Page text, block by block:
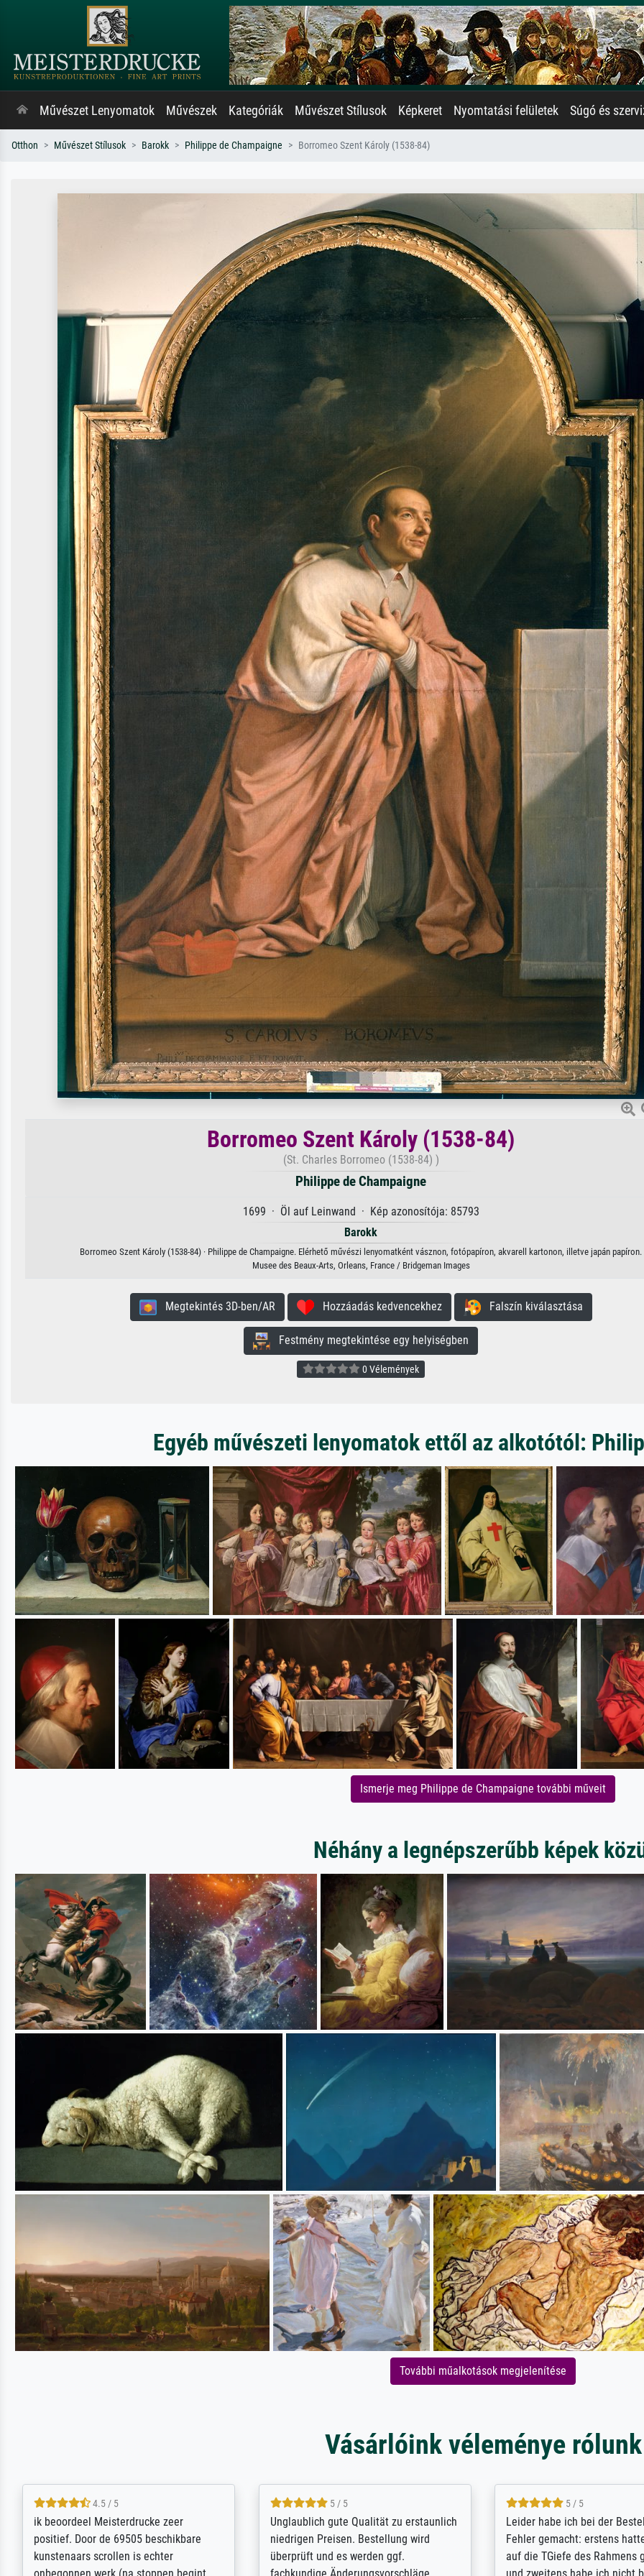
Művészet Lenyomatok Művészek Kategóriák Művészet Stílusok Képkeret Nyomtatási felületek Súgó és
Otthon Művészet Stílusok Barokk Philippe de Champaigne Borromeo Szent Károly (1538-84)
Borromeo Szent Károly (1538-84)
(St. Charles Borromeo (1538-84) )
Philippe de Champaigne
1699 · Öl auf Leinwand · Kép azonosítója: 85793
Barokk
Borromeo Szent Károly (1538-84) · Philippe de Champaigne. Elérhető művészi lenyomatként vásznon, fotópapíron, akvarell kartonon, illetve japán papíron.
Musee des Beaux-Arts, Orleans, France / Bridgeman Images
Megtekintés 3D-ben/AR Hozzáadás kedvencekhez Falszín kiválasztása
Festmény megtekintése egy helyiségben
0 Vélemények
Egyéb művészeti lenyomatok ettől az alkotótól:
Ismerje meg Philippe de Champaigne további műveit
Néhány a legnépszerűbb képek
További műalkotások megjelenítése
Vásárlóink véleménye rólunk
5 / 5
Die Zufriedenheit ist auch nicht dadurch
getrübt, dass das Bild entgegen einer
angegebenen Lieferanschrift (sollte
5 / 5
Excellent / Highly recommended. The
selection, ordering and payment process
were easy, shipping was efficient and
5 / 5
The team at Meisterdrucke
meet its clients demands,
expert advice on how to